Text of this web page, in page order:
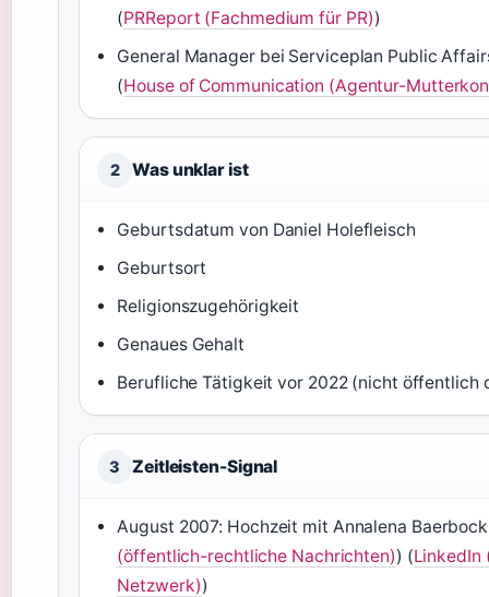
(PRReport (Fachmedium für PR))
General Manager bei Serviceplan Public
(House of Communication (Agentur-
2 Was unklar ist
Geburtsdatum von Daniel Holefleisch
Geburtsort
Religionszugehörigkeit
Genaues Gehalt
Berufliche Tätigkeit vor 2022 (nicht öffentlich
3 Zeitleisten-Signal
August 2007: Hochzeit mit Annalena
(öffentlich-rechtliche Nachrichten)) (LinkedIn
Netzwerk))